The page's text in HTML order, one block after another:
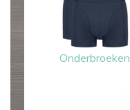
Onderbroeken